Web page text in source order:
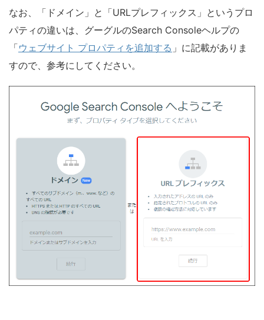
なお、「ドメイン」と「URLプレフィックス」というプロ
パティの違いは、グーグルのSearch Consoleヘルプの
「ウェブサイト プロパティを追加する 」に記載がありま
すので、参考にしてください。